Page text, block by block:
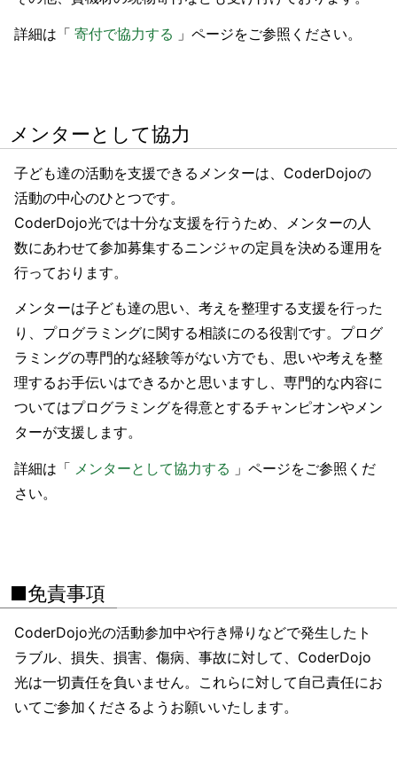
詳細は「 寄付で協力する 」ページをご参照ください。
メンターとして協力
子ども達の活動を支援できるメンターは、CoderDojoの
活動の中心のひとつです。
CoderDojo光では十分な支援を行うため、メンターの人
数にあわせて参加募集するニンジャの定員を決める運用を
行っております。
メンターは子ども達の思い、考えを整理する支援を行った
り、プログラミングに関する相談にのる役割です。プログ
ラミングの専門的な経験等がない方でも、思いや考えを整
理するお手伝いはできるかと思いますし、専門的な内容に
ついてはプログラミングを得意とするチャンピオンやメン
ターが支援します。
詳細は「 メンターとして協力する 」ページをご参照くだ
さい。
■免責事項
CoderDojo光の活動参加中や行き帰りなどで発生したト
ラブル、損失、損害、傷病、事故に対して、CoderDojo
光は一切責任を負いません。これらに対して自己責任にお
いてご参加くださるようお願いいたします。